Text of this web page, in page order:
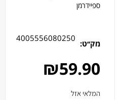
ספיידרמן
מק׳׳ט:
4005556080250
₪59.90
המלאי אזל